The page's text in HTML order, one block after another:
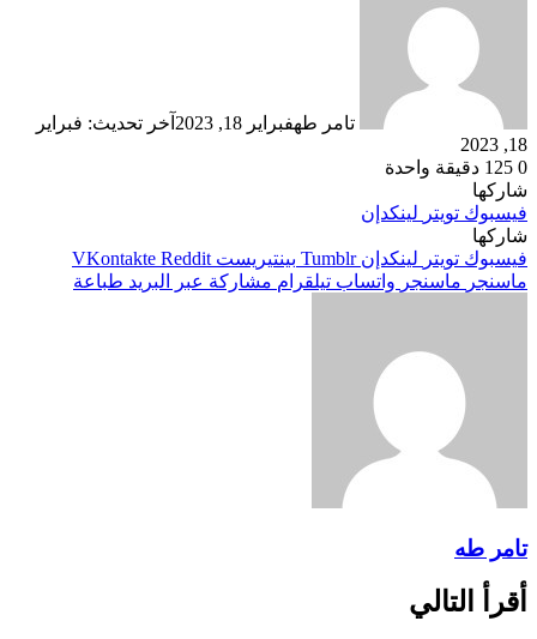
تامر طهفبراير 18, 2023
آخر تحديث: فبراير
18, 2023
0
دقيقة واحدة
شاركها
فيسبوك تويتر لينكدإن
شاركها
فيسبوك تويتر لينكدإن بينتيريست
ماسنجر ماسنجر واتساب تيلقرام مشاركة عبر البريد طباعة
تامر طه
أقرأ التالي